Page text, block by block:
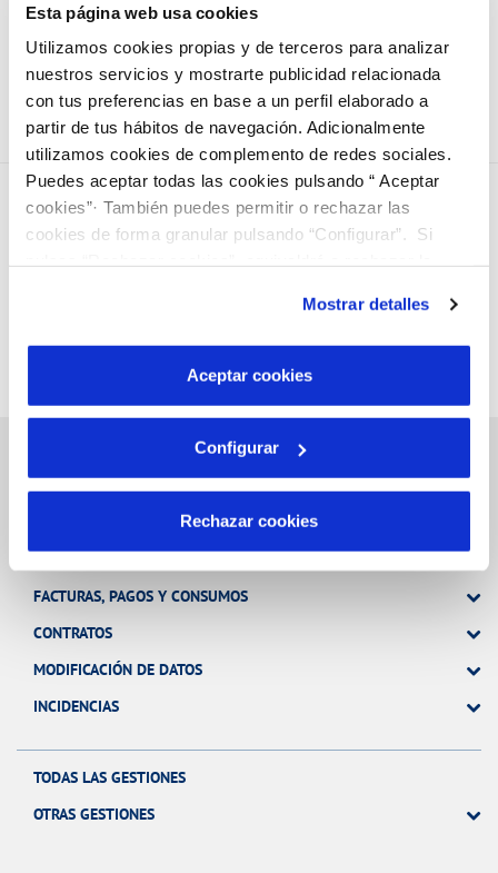
Esta página web usa cookies
Utilizamos cookies propias y de terceros para analizar
nuestros servicios y mostrarte publicidad relacionada
con tus preferencias en base a un perfil elaborado a
partir de tus hábitos de navegación. Adicionalmente
utilizamos cookies de complemento de redes sociales.
Puedes aceptar todas las cookies pulsando “ Aceptar
cookies”· También puedes permitir o rechazar las
cookies de forma granular pulsando “Configurar”. Si
son indispensables para que el sitio web funcione y que
por tanto no se pueden desactivar. Puedes consultar
más información en nuestraPolítica de Cookies
Mostrar detalles
Aceptar cookies
Configurar
Rechazar cookies
2019 del Programa Insular de Desarrollo Socio-
Económico de Gran Canaria, enmarcado en el Fondo de
Desarrollo de Canarias (FDCAN 2016-2019).
Gestiones Online
FACTURAS, PAGOS Y CONSUMOS
CONTRATOS
MODIFICACIÓN DE DATOS
INCIDENCIAS
TODAS LAS GESTIONES
OTRAS GESTIONES